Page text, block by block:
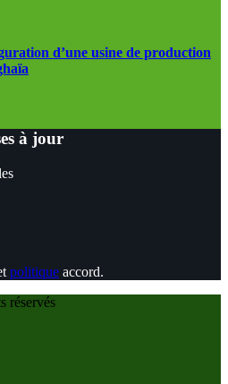
d’une usine de production
à jour
politique accord.
réservés